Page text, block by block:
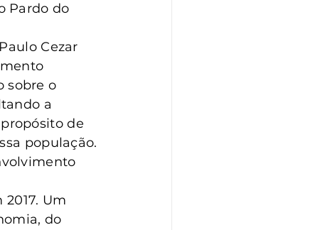
Pardo do
Cezar
sobre o
a
de
população.
Um
do